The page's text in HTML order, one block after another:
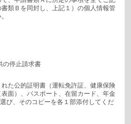
類Ｂを同封し、上記１）の個人情報管
の停止請求書
た公的証明書（運転免許証、健康保険
面）、パスポート、在留カード、年金
び、そのコピーを各１部添付してくだ